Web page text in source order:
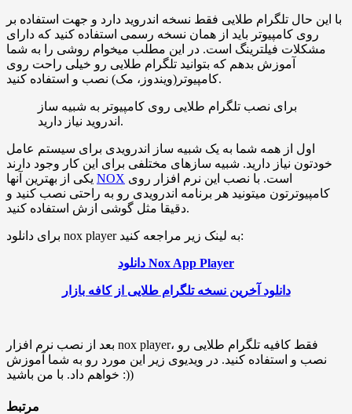
با این حال تلگرام طلایی فقط نسخه اندروید دارد و جهت استفاده بر
روی کامپیوتر باید از همان نسخه رسمی استفاده کنید که دارای
مشکلات فیلترینگ است. در این مطلب میخوام روشی را به شما
آموزش بدهم که بتوانید تلگرام طلایی رو خیلی راحت روی
کامپیوتر(ویندوز، مک) نصب و استفاده کنید.
برای نصب تلگرام طلایی روی کامپیوتر به شبیه ساز
اندروید نیاز دارید.
اول از همه شما به یک شبیه ساز اندرویدی برای سیستم عامل
خودتون نیاز دارید. شبیه سازهای مختلفی برای این کار وجود دارند
NOX
کامپیوترتون میتونید هر برنامه اندرویدی رو به راحتی نصب کنید و
دقیقا مثل گوشی ازش استفاده کنید.
برای دانلود ‌nox player به لینک زیر مراجعه کنید:
دانلود Nox App Player
دانلود آخرین نسخه تلگرام طلایی از کافه بازار
بعد از نصب نرم افزار nox player، فقط کافیه تلگرام طلایی رو
نصب و استفاده کنید. در ویدیوی زیر این مورد رو به شما آموزش
خواهم داد. با من باشید :))
مرتبط